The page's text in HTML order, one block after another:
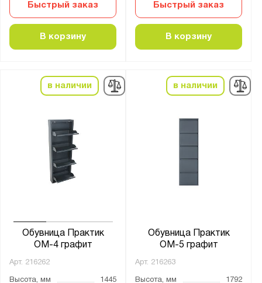
Быстрый заказ
В корзину
Быстрый заказ
В корзину
в наличии
Обувница Практик
ОМ-4 графит
Арт. 216262
Высота, мм
1445
в наличии
Обувница Практик
ОМ-5 графит
Арт. 216263
Высота, мм
1792